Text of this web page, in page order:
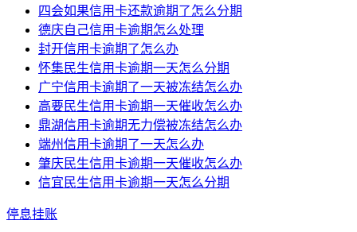
四会如果信用卡还款逾期了怎么分期
德庆自己信用卡逾期怎么处理
封开信用卡逾期了怎么办
怀集民生信用卡逾期一天怎么分期
广宁信用卡逾期了一天被冻结怎么办
高要民生信用卡逾期一天催收怎么办
鼎湖信用卡逾期无力偿被冻结怎么办
端州信用卡逾期了一天怎么办
肇庆民生信用卡逾期一天催收怎么办
信宜民生信用卡逾期一天怎么分期
停息挂账